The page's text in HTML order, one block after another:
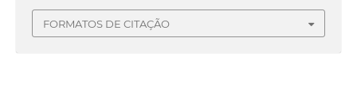
FORMATOS DE CITAÇÃO